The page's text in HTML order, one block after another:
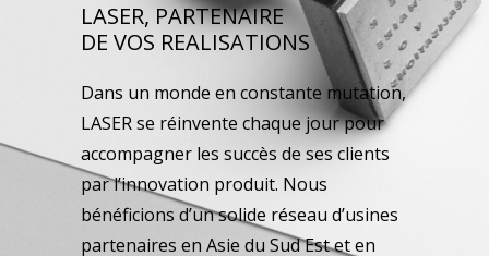
LASER, PARTENAIRE
DE VOS REALISATIONS
Dans un monde en constante mutation,
LASER se réinvente chaque jour pour
accompagner les succès de ses clients
par l’innovation produit. Nous
bénéficions d’un solide réseau d’usines
partenaires en Asie du Sud Est et en